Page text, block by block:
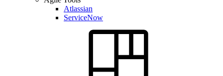
Atlassian
ServiceNow